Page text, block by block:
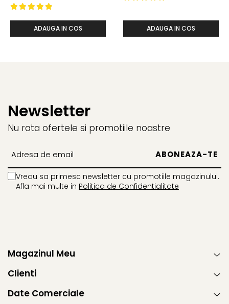
ADAUGA IN COS ADAUGA IN COS
Newsletter
Nu rata ofertele si promotiile noastre
Vreau sa primesc newsletter cu promotiile magazinului.
Afla mai multe in Politica de Confidentialitate
Magazinul Meu
Clienti
Date Comerciale